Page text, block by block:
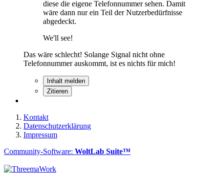
diese die eigene Telefonnummer sehen. Damit
wäre dann nur ein Teil der Nutzerbedürfnisse
abgedeckt.
We'll see!
Das wäre schlecht! Solange Signal nicht ohne
Telefonnummer auskommt, ist es nichts für mich!
Inhalt melden
Zitieren
Kontakt
Datenschutzerklärung
Impressum
Community-Software: WoltLab Suite™